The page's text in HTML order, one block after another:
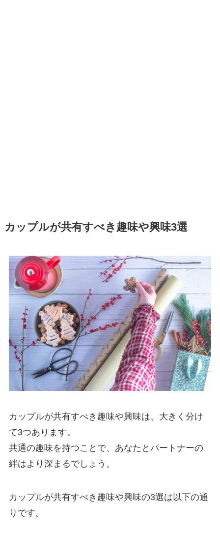
カップルが共有すべき趣味や興味3選
カップルが共有すべき趣味や興味は、大きく分け
て3つあります。
共通の趣味を持つことで、あなたとパートナーの
絆はより深まるでしょう。
カップルが共有すべき趣味や興味の3選は以下の通
りです。